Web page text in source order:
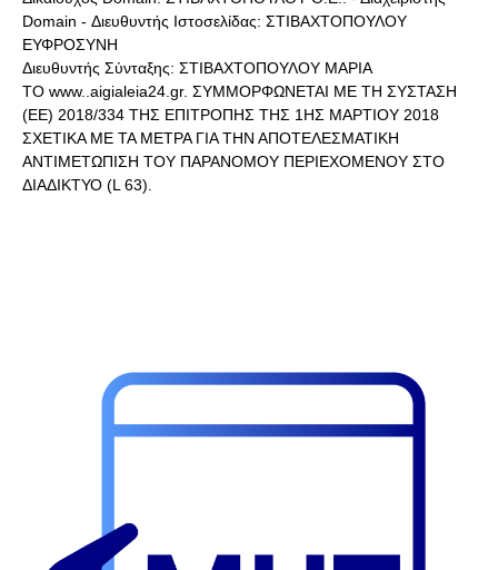
Domain - Διευθυντής Ιστοσελίδας: ΣΤΙΒΑΧΤΟΠΟΥΛΟΥ
ΕΥΦΡΟΣΥΝΗ
Διευθυντής Σύνταξης: ΣΤΙΒΑΧΤΟΠΟΥΛΟΥ ΜΑΡΙΑ
ΤΟ www..aigialeia24.gr. ΣΥΜΜΟΡΦΩΝΕΤΑΙ ΜΕ ΤΗ ΣΥΣΤΑΣΗ
(ΕΕ) 2018/334 ΤΗΣ ΕΠΙΤΡΟΠΗΣ ΤΗΣ 1ΗΣ ΜΑΡΤΙΟΥ 2018
ΣΧΕΤΙΚΑ ΜΕ ΤΑ ΜΕΤΡΑ ΓΙΑ ΤΗΝ ΑΠΟΤΕΛΕΣΜΑΤΙΚΗ
ΑΝΤΙΜΕΤΩΠΙΣΗ ΤΟΥ ΠΑΡΑΝΟΜΟΥ ΠΕΡΙΕΧΟΜΕΝΟΥ ΣΤΟ
ΔΙΑΔΙΚΤΥΟ (L 63).